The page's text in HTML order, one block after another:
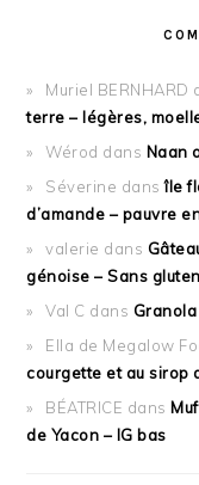
Muriel BERNHARD
terre – légères,
Wérod dans Naan
Séverine dansîle
d’amande – pauvre
valerie dans
génoise – Sans
Val C dans
Ella de Megalow
courgette et au sirop
BÉATRICE dans
de Yacon – IG bas